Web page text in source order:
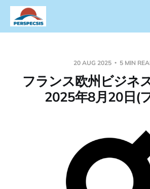
20 AUG 2025 5 MIN
フランス欧州ビジネ
2025年8月20日(